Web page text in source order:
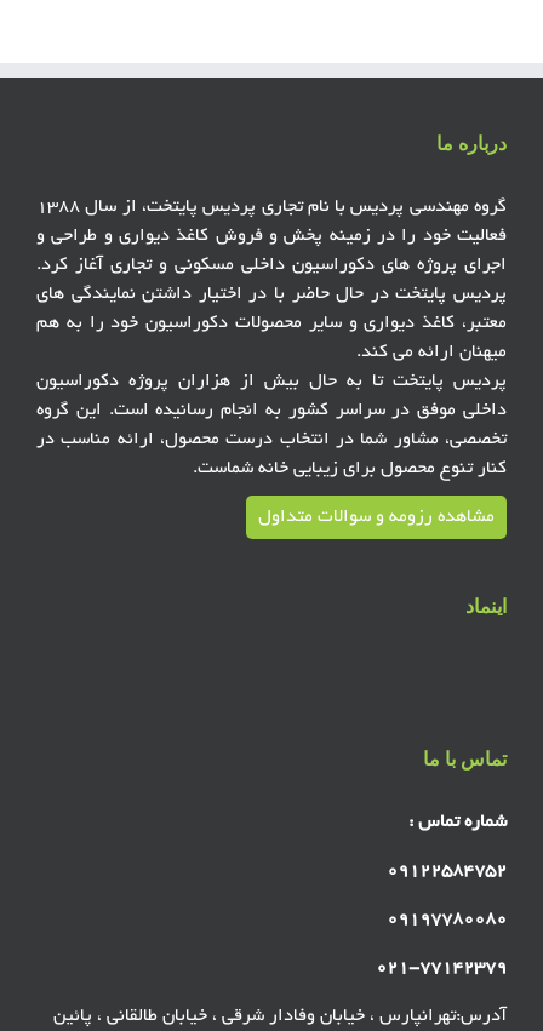
درباره ما
گروه مهندسی پردیس با نام تجاری پردیس پایتخت، از سال ۱۳۸۸
فعالیت خود را در زمینه پخش و فروش کاغذ دیواری و طراحی و
اجرای پروژه های دکوراسیون داخلی مسکونی و تجاری آغاز کرد.
پردیس پایتخت در حال حاضر با در اختیار داشتن نمایندگی های
معتبر، کاغذ دیواری و سایر محصولات دکوراسیون خود را به هم
میهنان ارائه می کند.
پردیس پایتخت تا به حال بیش از هزاران پروژه دکوراسیون
داخلی موفق در سراسر کشور به انجام رسانیده است. این گروه
تخصصی، مشاور شما در انتخاب درست محصول، ارائه مناسب در
کنار تنوع محصول برای زیبایی خانه شماست.
مشاهده رزومه و سوالات متداول
اینماد
تماس با ما
شماره تماس :
۰۹۱۲۲۵۸۴۷۵۲
۰۹۱۹۷۷۸۰۰۸۰
۰۲۱-۷۷۱۴۲۳۷۹
آدرس:تهرانپارس ، خیابان وفادار شرقی ، خیابان طالقانی ، پائین